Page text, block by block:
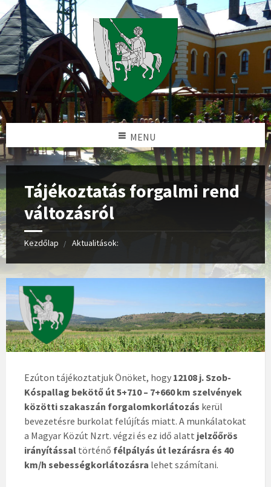
MENU
Tájékoztatás forgalmi rend
változásról
Kezdőlap Aktualitások:
Ezúton tájékoztatjuk Önöket, hogy 12108 j.Szob-
Kóspallag bekötő út 5+710 – 7+660 km szelvények
közötti szakaszán forgalomkorlátozás kerül
bevezetésre burkolat felújítás miatt. A munkálatokat
a Magyar Közút Nzrt. végzi és ez idő alatt jelzőőrös
irányítással történő félpályás út lezárásra és 40
km/h sebességkorlátozásra lehet számítani.